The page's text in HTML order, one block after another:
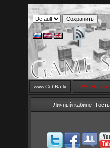
www.CobRa.lv LIVE Stream
Личный кабинет Гость